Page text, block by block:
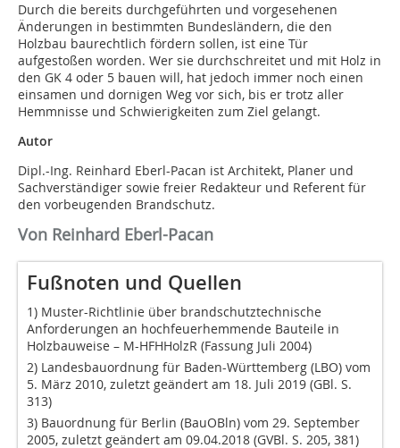
Durch die bereits durchgeführten und vorgesehenen
Änderungen in bestimmten Bundesländern, die den
Holzbau baurechtlich fördern sollen, ist eine Tür
aufgestoßen worden. Wer sie durchschreitet und mit Holz in
den GK 4 oder 5 bauen will, hat jedoch immer noch einen
einsamen und dornigen Weg vor sich, bis er trotz aller
Hemmnisse und Schwierigkeiten zum Ziel gelangt.
Autor
Dipl.-Ing. Reinhard Eberl-Pacan ist Architekt, Planer und
Sachverständiger sowie freier Redakteur und Referent für
den vorbeugenden Brandschutz.
Von Reinhard Eberl-Pacan
Fußnoten und Quellen
1) Muster-Richtlinie über brandschutztechnische
Anforderungen an hochfeuerhemmende Bauteile in
Holzbauweise – M-HFHHolzR (Fassung Juli 2004)
2) Landesbauordnung für Baden-Württemberg (LBO) vom
5. März 2010, zuletzt geändert am 18. Juli 2019 (GBl. S.
313)
3) Bauordnung für Berlin (BauOBln) vom 29. September
2005, zuletzt geändert am 09.04.2018 (GVBl. S. 205, 381)